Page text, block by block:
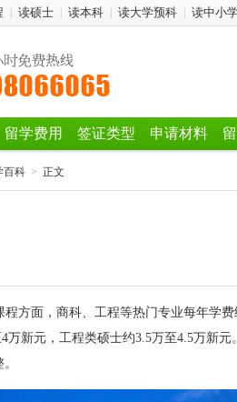
读硕士 读本科 读大学预科 读中小
留学费用 签证类型 申请材料
百科 > 正文
程方面，商科、工程等热门专业每年学费
新元，工程类硕士约3.5万至4.5万新元